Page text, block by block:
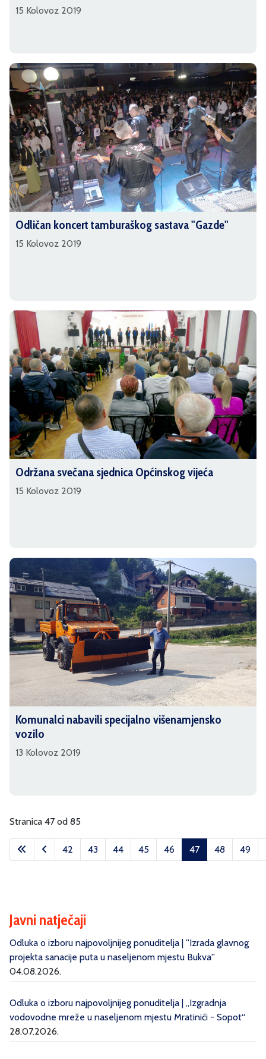
15 Kolovoz 2019
Odličan koncert tamburaškog sastava "Gazde"
15 Kolovoz 2019
Održana svečana sjednica Općinskog vijeća
15 Kolovoz 2019
Komunalci nabavili specijalno višenamjensko
vozilo
13 Kolovoz 2019
Stranica 47 od 85
42 43 44 45 46 47 48 49
Javni natječaji
Odluka o izboru najpovoljnijeg ponuditelja | ''Izrada glavnog
projekta sanacije puta u naseljenom mjestu Bukva''
04.08.2026.
Odluka o izboru najpovoljnijeg ponuditelja | „Izgradnja
vodovodne mreže u naseljenom mjestu Mratinići - Sopot“
28.07.2026.